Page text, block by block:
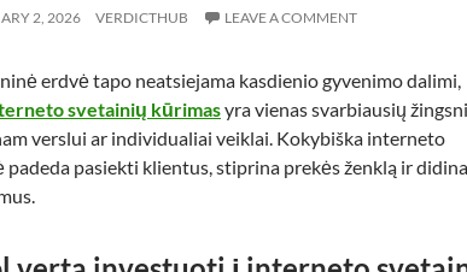
2, 2026 VERDICTHUB LEAVE A COMMENT
erdvė tapo neatsiejama kasdienio gyvenimo dalimi,
svetainių kūrimasyra vienas svarbiausių
verslui ar individualiai veiklai. Kokybiška interneto
padeda pasiekti klientus, stiprina prekės ženklą ir didina